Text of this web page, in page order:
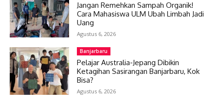
Jangan Remehkan Sampah Organik!
Cara Mahasiswa ULM Ubah Limbah Jadi
Uang
Agustus 6, 2026
Banjarbaru
Pelajar Australia-Jepang Dibikin
Ketagihan Sasirangan Banjarbaru, Kok
Bisa?
Agustus 6, 2026